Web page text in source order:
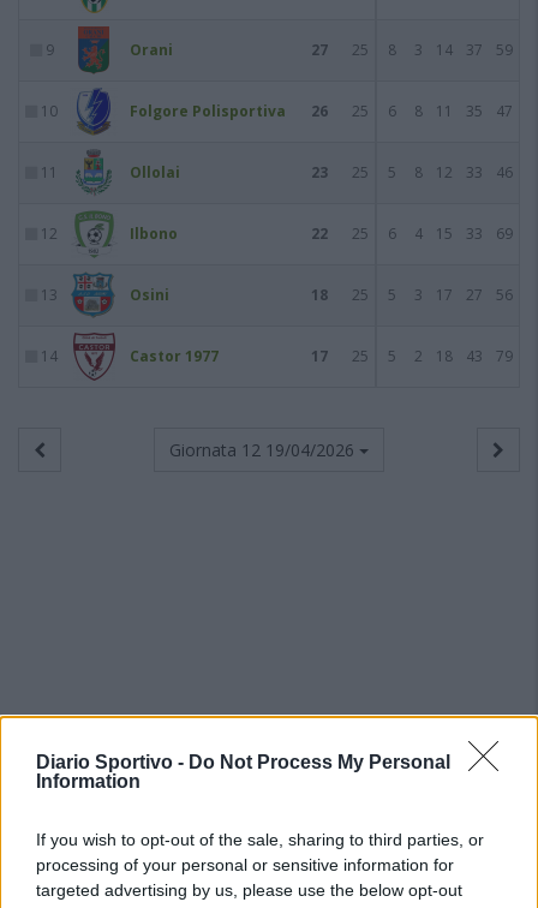
Diario Sportivo - Do Not Process My Personal
Information
If you wish to opt-out of the sale, sharing to third parties, or
processing of your personal or sensitive information for
targeted advertising by us, please use the below opt-out
9 Orani 27 25 8 3 14 37 59
10 Folgore Polisportiva 26 25 6 8 11 35 47
11 Ollolai 23 25 5 8 12 33 46
12 Ilbono 22 25 6 4 15 33 69
13 Osini 18 25 5 3 17 27 56
14 Castor 1977 17 25 5 2 18 43 79
Giornata 12 19/04/2026